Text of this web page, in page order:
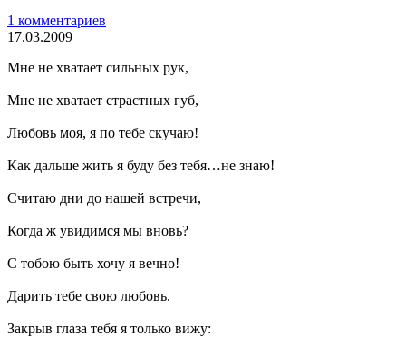
1 комментариев
17.03.2009
Мне не хватает сильных рук,
Мне не хватает страстных губ,
Любовь моя, я по тебе скучаю!
Как дальше жить я буду без тебя…не знаю!
Считаю дни до нашей встречи,
Когда ж увидимся мы вновь?
С тобою быть хочу я вечно!
Дарить тебе свою любовь.
Закрыв глаза тебя я только вижу: